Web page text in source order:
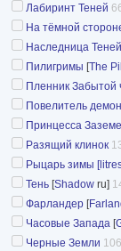
Лабиринт Теней
На тёмной
Наследница Теней
Пилигримы [The
Пленник Забытой
Повелитель
Принцесса
Разящий клинок
Рыцарь зимы
Тень [Shadow ru]
Фарландер [
Часовые Запада [
Черные Земли